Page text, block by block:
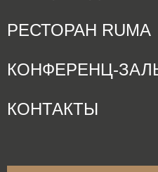
РЕСТОРАН RUMA
КОНФЕРЕНЦ-
КОНТАКТЫ